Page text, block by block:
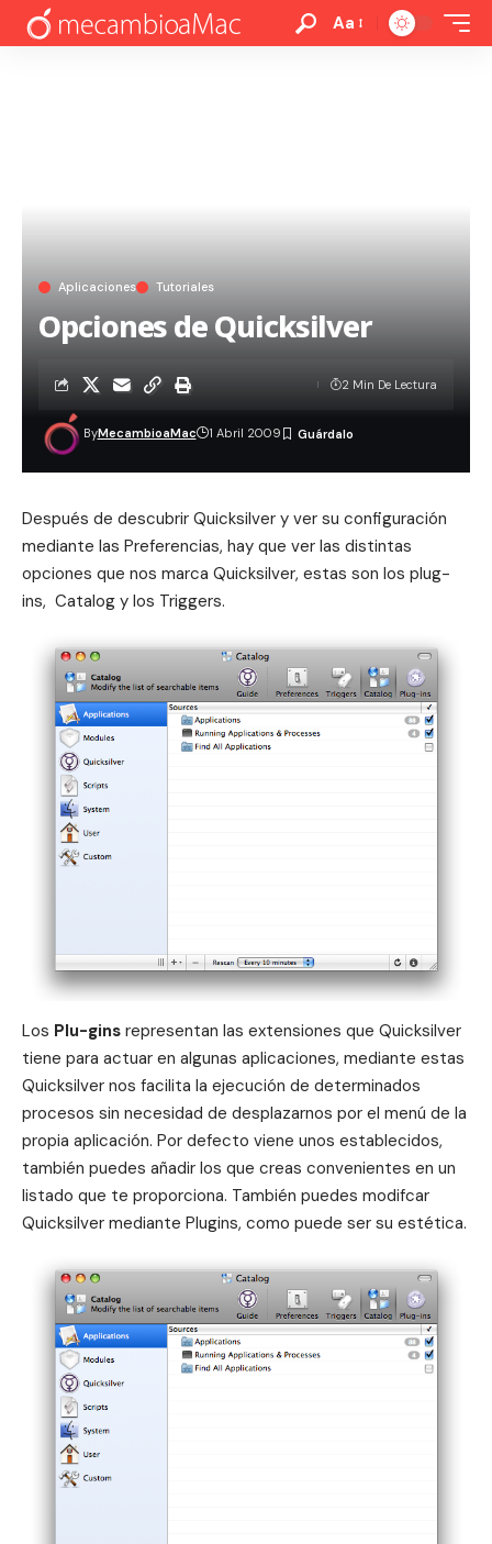
Aa
Aplicaciones Tutoriales
Opciones de Quicksilver
ByMecambioaMac 1 Abril 2009
2 Min De Lectura
Después de descubrir Quicksilver y ver su configuración
mediante las Preferencias, hay que ver las distintas
opciones que nos marca Quicksilver, estas son los plug-
ins, Catalog y los Triggers.
Los Plu-gins representan las extensiones que Quicksilver
tiene para actuar en algunas aplicaciones, mediante estas
Quicksilver nos facilita la ejecución de determinados
procesos sin necesidad de desplazarnos por el menú de la
propia aplicación. Por defecto viene unos establecidos,
también puedes añadir los que creas convenientes en un
listado que te proporciona. También puedes modifcar
Quicksilver mediante Plugins, como puede ser su estética.